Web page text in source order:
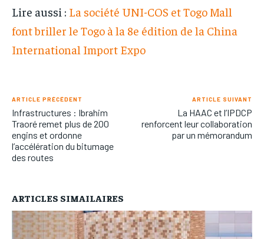
Lire aussi : La société UNI-COS et Togo Mall
font briller le Togo à la 8e édition de la China
International Import Expo
ARTICLE PRÉCÉDENT
Infrastructures : Ibrahim
Traoré remet plus de 200
engins et ordonne
l’accélération du bitumage
des routes
ARTICLE SUIVANT
La HAAC et l’IPDCP
renforcent leur collaboration
par un mémorandum
ARTICLES SIMAILAIRES